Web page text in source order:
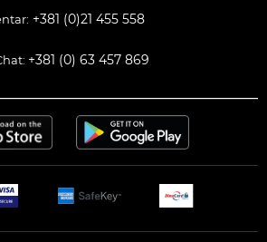
+381 (0)21 455 558
+381 (0) 63 457 869